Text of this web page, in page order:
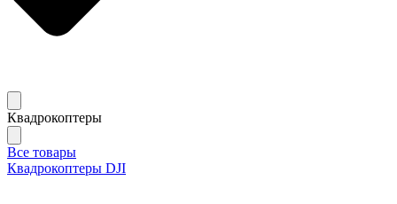
Квадрокоптеры
Все товары
Квадрокоптеры DJI